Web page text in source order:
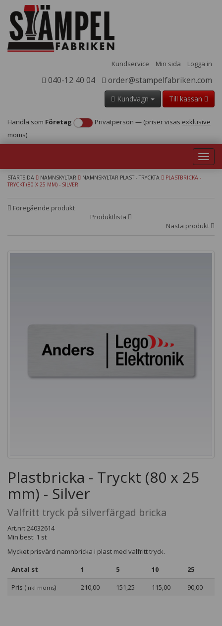
Kundservice Min sida Logga in
040-12 40 04 order@stampelfabriken.com
Kundvagn Till kassan
Handla som Företag Privatperson — (priser visas exklusive
moms)
STARTSIDA NAMNSKYLTAR NAMNSKYLTAR PLAST - TRYCKTA
PLASTBRICKA -
TRYCKT (80 X 25 MM) - SILVER
Föregående produkt
Produktlista
Nästa produkt
Plastbricka - Tryckt (80 x 25
mm) - Silver
Valfritt tryck på silverfärgad bricka
Art.nr: 24032614
Min.best: 1 st
Mycket prisvärd namnbricka i plast med valfritt tryck.
Antal st
1 5 10
25
Pris (inkl moms) 210,00 151,25 115,00 90,00